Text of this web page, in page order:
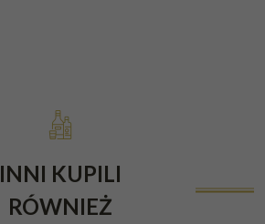
INNI KUPILI
RÓWNIEŻ